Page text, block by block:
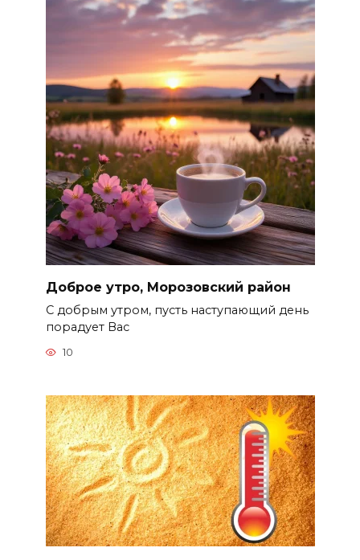
Доброе утро, Морозовский район
С добрым утром, пусть наступающий день
порадует Вас
10